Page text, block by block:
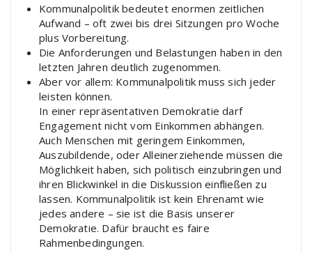
Kommunalpolitik bedeutet enormen zeitlichen
Aufwand – oft zwei bis drei Sitzungen pro Woche
plus Vorbereitung.
Die Anforderungen und Belastungen haben in den
letzten Jahren deutlich zugenommen.
Aber vor allem: Kommunalpolitik muss sich jeder
leisten können.
In einer repräsentativen Demokratie darf
Engagement nicht vom Einkommen abhängen.
Auch Menschen mit geringem Einkommen,
Auszubildende, oder Alleinerziehende müssen die
Möglichkeit haben, sich politisch einzubringen und
ihren Blickwinkel in die Diskussion einfließen zu
lassen. Kommunalpolitik ist kein Ehrenamt wie
jedes andere – sie ist die Basis unserer
Demokratie. Dafür braucht es faire
Rahmenbedingungen.